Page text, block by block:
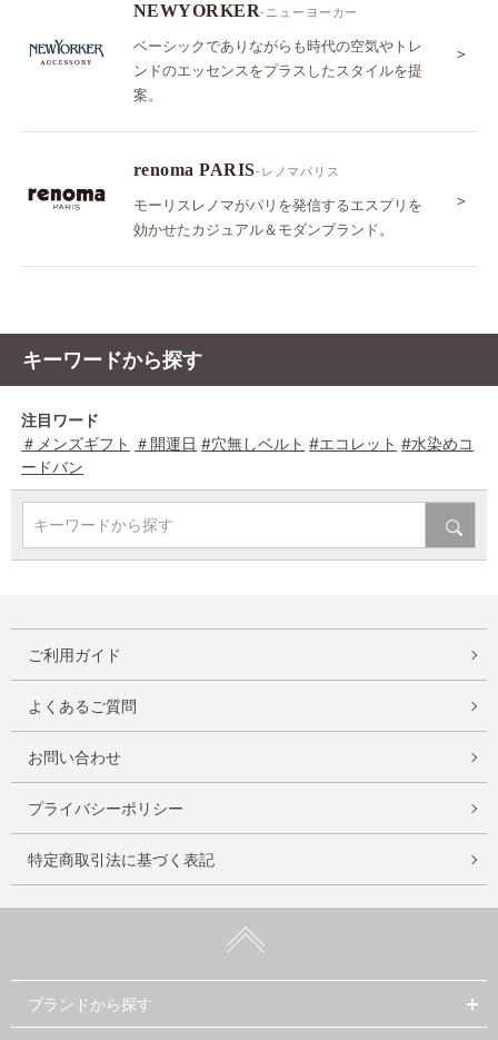
NEWYORKER-ニューヨーカー
ベーシックでありながらも時代の空気やトレ
ンドのエッセンスをプラスしたスタイルを提
案。
＞
renoma PARIS-レノマパリス
モーリスレノマがパリを発信するエスプリを
効かせたカジュアル＆モダンブランド。
＞
キーワードから探す
注目ワード
＃メンズギフト ＃開運日 #穴無しベルト #エコレット #水染めコ
ードバン
キーワードから探す
ご利用ガイド
よくあるご質問
お問い合わせ
プライバシーポリシー
特定商取引法に基づく表記
ブランドから探す